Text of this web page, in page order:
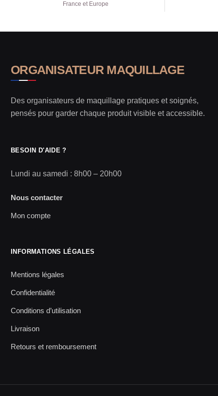
France et Europe
ORGANISATEUR MAQUILLAGE
Des organisateurs de maquillage pratiques et soignés,
pensés pour garder chaque produit visible et accessible.
BESOIN D'AIDE ?
Lundi au samedi : 8h00 – 20h00
Nous contacter
Mon compte
INFORMATIONS LÉGALES
Mentions légales
Confidentialité
Conditions d’utilisation
Livraison
Retours et remboursement